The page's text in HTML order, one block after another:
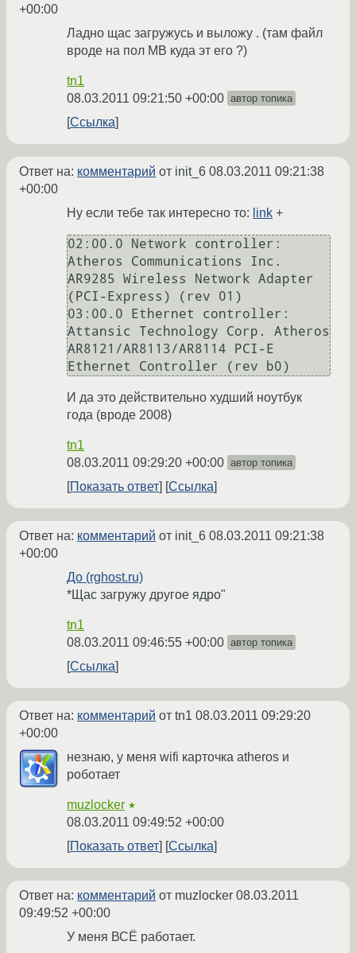
+00:00
Ладно щас загружусь и выложу . (там файл
вроде на пол MB куда эт его ?)
tn1
08.03.2011 09:21:50 +00:00 автор топика
Ссылка
Ответ на: комментарий от init_6 08.03.2011 09:21:38
+00:00
Ну если тебе так интересно то: link +
02:00.0 Network controller:
Atheros Communications Inc.
AR9285 Wireless Network Adapter
(PCI-Express) (rev 01)
03:00.0 Ethernet controller:
Attansic Technology Corp. Atheros
AR8121/AR8113/AR8114 PCI-E
И да это действительно худший ноутбук
года (вроде 2008)
tn1
08.03.2011 09:29:20 +00:00 автор топика
Показать ответ Ссылка
Ответ на: комментарий от init_6 08.03.2011 09:21:38
+00:00
До (rghost.ru)
*Щас загружу другое ядро"
tn1
08.03.2011 09:46:55 +00:00 автор топика
Ссылка
Ответ на: комментарий от tn1 08.03.2011 09:29:20
+00:00
незнаю, у меня wifi карточка atheros и
роботает
muzlocker ★
08.03.2011 09:49:52 +00:00
Показать ответ
Ссылка
Ответ на: комментарий от muzlocker 08.03.2011
09:49:52 +00:00
У меня ВСЁ работает.